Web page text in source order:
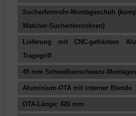
Sucherfernrohr-Montageschuh
Watcher-Sucherfernrohren)
Lieferung mit CNC-gefrästem
Tragegriff
45 mm Schwalbenschwanz-
Aluminium-OTA mit interner Blende
OTA-Länge: 420 mm